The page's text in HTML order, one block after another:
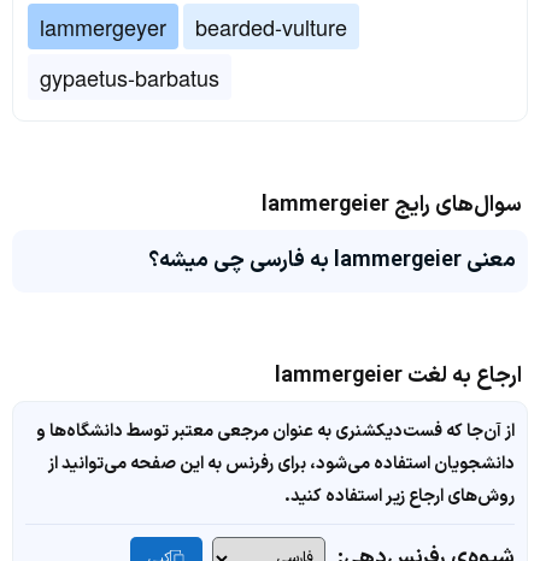
lammergeyer
bearded-vulture
gypaetus-barbatus
سوال‌های رایج lammergeier
معنی lammergeier به فارسی چی میشه؟
ارجاع به لغت lammergeier
از آن‌جا که فست‌دیکشنری به عنوان مرجعی معتبر توسط دانشگاه‌ها و
دانشجویان استفاده می‌شود، برای رفرنس به این صفحه می‌توانید از
روش‌های ارجاع زیر استفاده کنید.